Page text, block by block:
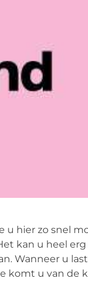
u hier zo snel
kan u heel
Wanneer u
komt u van de